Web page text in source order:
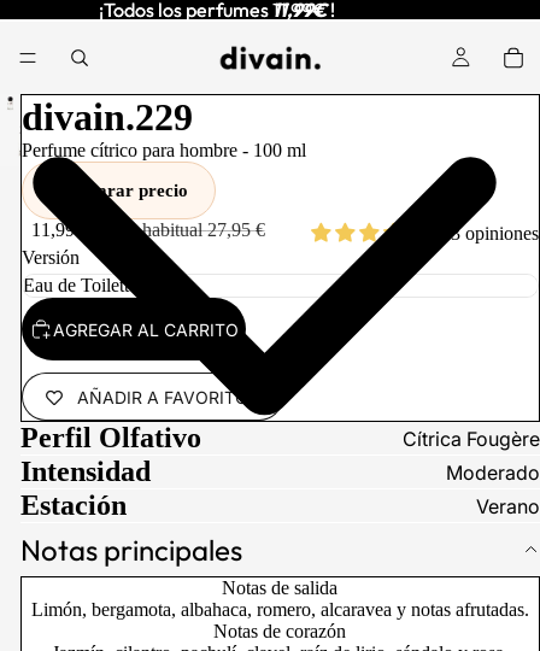
¡Todos los perfumes11,99€!
¡Todos los perfumes 11,99€ !
EL VIDEO
divain.229
Perfume cítrico para hombre - 100 ml
Comparar precio
11,99 € Precio habitual27,95 €
643 opiniones
Versión
AGREGAR AL CARRITO
AÑADIR A FAVORITOS
Perfil Olfativo Cítrica Fougère
Intensidad Moderado
Estación Verano
Notas principales
Notas de salida
Limón, bergamota, albahaca, romero, alcaravea y notas afrutadas.
Notas de corazón